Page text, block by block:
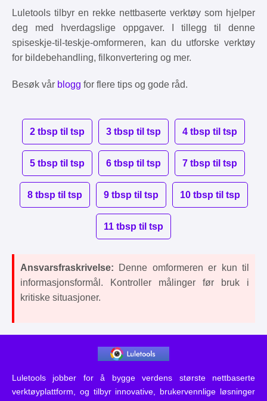
Luletools tilbyr en rekke nettbaserte verktøy som hjelper
deg med hverdagslige oppgaver. I tillegg til denne
spiseskje-til-teskje-omformeren, kan du utforske verktøy
for bildebehandling, filkonvertering og mer.
Besøk vår blogg for flere tips og gode råd.
2 tbsp til tsp 3 tbsp til tsp 4 tbsp til tsp
5 tbsp til tsp 6 tbsp til tsp 7 tbsp til tsp
8 tbsp til tsp 9 tbsp til tsp 10 tbsp til tsp
11 tbsp til tsp
Ansvarsfraskrivelse: Denne omformeren er kun til
informasjonsformål. Kontroller målinger før bruk i
kritiske situasjoner.
Luletools jobber for å bygge verdens største nettbaserte
verktøyplattform, og tilbyr innovative, brukervennlige løsninger